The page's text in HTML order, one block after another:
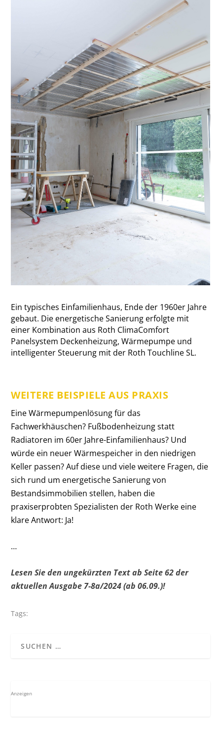
Ein typisches Einfamilienhaus, Ende der 1960er Jahre
gebaut. Die energetische Sanierung erfolgte mit
einer Kombination aus Roth ClimaComfort
Panelsystem Deckenheizung, Wärmepumpe und
intelligenter Steuerung mit der Roth Touchline SL.
WEITERE BEISPIELE AUS PRAXIS
Eine Wärmepumpenlösung für das
Fachwerkhäuschen? Fußbodenheizung statt
Radiatoren im 60er Jahre-Einfamilienhaus? Und
würde ein neuer Wärmespeicher in den niedrigen
Keller passen? Auf diese und viele weitere Fragen, die
sich rund um energetische Sanierung von
Bestandsimmobilien stellen, haben die
praxiserprobten Spezialisten der Roth Werke eine
klare Antwort: Ja!
…
Lesen Sie den ungekürzten Text ab Seite 62 der
aktuellen Ausgabe 7-8a/2024 (ab 06.09.)!
Tags:
Anzeigen